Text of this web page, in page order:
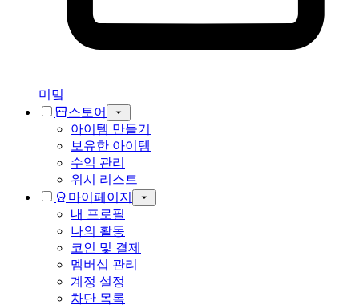
미밐
스토어
아이템 만들기
보유한 아이템
수익 관리
위시 리스트
마이페이지
내 프로필
나의 활동
코인 및 결제
멤버십 관리
계정 설정
차단 목록